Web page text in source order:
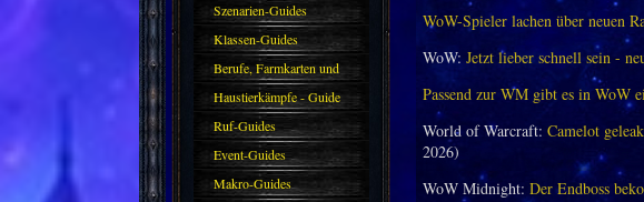
Szenarien-Guides
Klassen-Guides
Berufe, Farmkarten und
Haustiere
Haustierkämpfe - Guide
Ruf-Guides
Event-Guides
Makro-Guides
WoW-Spieler lachen über neuen
WoW: Jetzt lieber schnell sein -
Passend zur WM gibt es in WoW
World of Warcraft: Camelot
2026)
WoW Midnight: Der Endboss